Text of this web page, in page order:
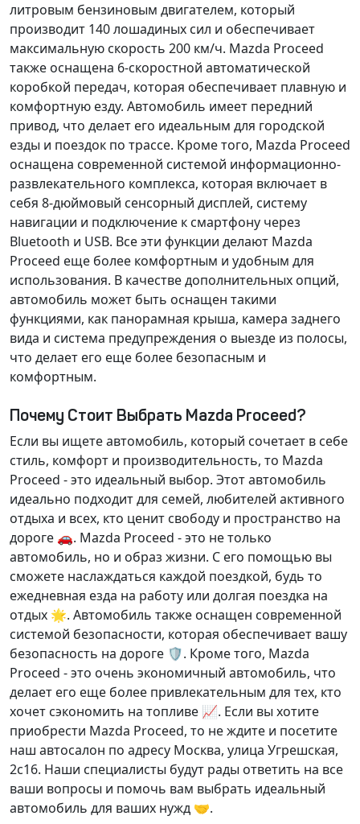
литровым бензиновым двигателем, который
производит 140 лошадиных сил и обеспечивает
максимальную скорость 200 км/ч. Mazda Proceed
также оснащена 6-скоростной автоматической
коробкой передач, которая обеспечивает плавную и
комфортную езду. Автомобиль имеет передний
привод, что делает его идеальным для городской
езды и поездок по трассе. Кроме того, Mazda Proceed
оснащена современной системой информационно-
развлекательного комплекса, которая включает в
себя 8-дюймовый сенсорный дисплей, систему
навигации и подключение к смартфону через
Bluetooth и USB. Все эти функции делают Mazda
Proceed еще более комфортным и удобным для
использования. В качестве дополнительных опций,
автомобиль может быть оснащен такими
функциями, как панорамная крыша, камера заднего
вида и система предупреждения о выезде из полосы,
что делает его еще более безопасным и
комфортным.
Почему Стоит Выбрать Mazda Proceed?
Если вы ищете автомобиль, который сочетает в себе
стиль, комфорт и производительность, то Mazda
Proceed - это идеальный выбор. Этот автомобиль
идеально подходит для семей, любителей активного
отдыха и всех, кто ценит свободу и пространство на
дороге 🚗. Mazda Proceed - это не только
автомобиль, но и образ жизни. С его помощью вы
сможете наслаждаться каждой поездкой, будь то
ежедневная езда на работу или долгая поездка на
отдых 🌟. Автомобиль также оснащен современной
системой безопасности, которая обеспечивает вашу
безопасность на дороге 🛡️. Кроме того, Mazda
Proceed - это очень экономичный автомобиль, что
делает его еще более привлекательным для тех, кто
хочет сэкономить на топливе 📈. Если вы хотите
приобрести Mazda Proceed, то не ждите и посетите
наш автосалон по адресу Москва, улица Угрешская,
2с16. Наши специалисты будут рады ответить на все
ваши вопросы и помочь вам выбрать идеальный
автомобиль для ваших нужд 🤝.